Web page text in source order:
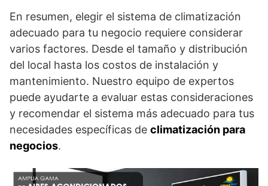
En resumen, elegir el sistema de climatización
adecuado para tu negocio requiere considerar
varios factores. Desde el tamaño y distribución
del local hasta los costos de instalación y
mantenimiento. Nuestro equipo de expertos
puede ayudarte a evaluar estas consideraciones
y recomendar el sistema más adecuado para tus
necesidades específicas de climatización para
negocios.